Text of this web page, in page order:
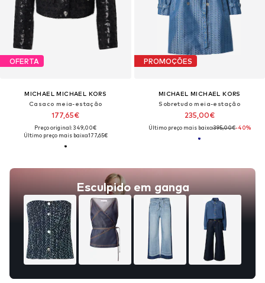
OFERTA
MICHAEL MICHAEL KORS
Casaco meia-estação
177,65€
Preço original: 349,00€
Último preço mais baixo:177,65€
Esculpido em ganga
PROMOÇÕES
MICHAEL MICHAEL KORS
Sobretudo meia-estação
235,00€
Último preço mais baixo:395,00€-40%